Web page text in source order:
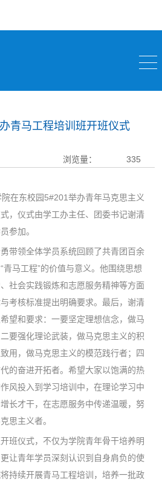
青马工程培训班开班仪式
浏览量： 335
在东校园5#201举办青年马克思主义
，仪式由学工办主任、团委书记谢清
参加。
带领全体学员系统回顾了共青团百余
马工程”的价值与意义。他围绕思想
社会实践锻炼和志愿服务精神等方面
考核标准提出明确要求。最后，谢清
望和要求：一要坚定理想信念，做马
要强化理论武装，做马克思主义的积
用，做马克思主义的模范践行者；四
的奋进开拓者。希望大家以饱满的热
风投入到学习培训中，在理论学习中
长才干，在志愿服务中传递温暖，努
思主义者。
班仪式，不仅为学院青年骨干培养明
让青年学员深刻认识到自身肩负的使
持续开展青马工程培训，培养一批政